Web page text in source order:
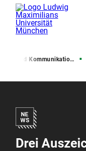
und Kommunikation (PuK)
Drei